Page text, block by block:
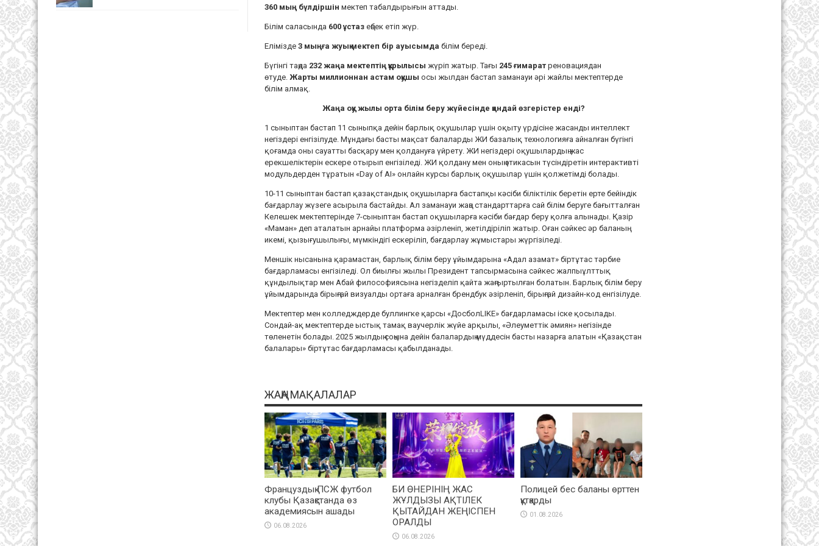
360 мың бүлдіршін мектеп табалдырығын аттады.
Білім саласында 600 ұстаз еңбек етіп жүр.
Елімізде 3 мыңға жуық мектеп бір ауысымда білім береді.
Бүгінгі таңда 232 жаңа мектептің құрылысы жүріп жатыр. Тағы 245 ғимарат реновациядан
өтуде. Жарты миллионнан астам оқушы осы жылдан бастап заманауи әрі жайлы мектептерде
білім алмақ.
Жаңа оқу жылы орта білім беру жүйесінде қандай өзгерістер енді?
1 сыныптан бастап 11 сыныпқа дейін барлық оқушылар үшін оқыту үрдісіне жасанды интеллект
негіздері енгізілуде. Мұндағы басты мақсат балаларды ЖИ базалық технологияға айналған бүгінгі
қоғамда оны сауатты басқару мен қолдануға үйрету. ЖИ негіздері оқушылардың жас
ерекшеліктерін ескере отырып енгізіледі. ЖИ қолдану мен оның этикасын түсіндіретін интерактивті
модульдерден тұратын «Day of AI» онлайн курсы барлық оқушылар үшін қолжетімді болады.
10-11 сыныптан бастап қазақстандық оқушыларға бастапқы кәсіби біліктілік беретін ерте бейіндік
бағдарлау жүзеге асырыла бастайды. Ал заманауи жаңа стандарттарға сай білім беруге бағытталған
Келешек мектептерінде 7-сыныптан бастап оқушыларға кәсіби бағдар беру қолға алынады. Қазір
«Маман» деп аталатын арнайы платформа әзірленіп, жетілдіріліп жатыр. Оған сәйкес әр баланың
икемі, қызығушылығы, мүмкіндігі ескеріліп, бағдарлау жұмыстары жүргізіледі.
Меншік нысанына қарамастан, барлық білім беру ұйымдарына «Адал азамат» біртұтас тәрбие
бағдарламасы енгізіледі. Ол биылғы жылы Президент тапсырмасына сәйкес жалпыұлттық
құндылықтар мен Абай философиясына негізделіп қайта жаңғыртылған болатын. Барлық білім беру
ұйымдарында бірыңғай визуалды ортаға арналған брендбук әзірленіп, бірыңғай дизайн-код енгізілуде.
Мектептер мен колледждерде буллингке қарсы «ДосболLIKE» бағдарламасы іске қосылады.
Сондай-ақ мектептерде ыстық тамақ ваучерлік жүйе арқылы, «Әлеуметтік әмиян» негізінде
төленетін болады. 2025 жылдың соңына дейін балалардың мүддесін басты назарға алатын «Қазақстан
балалары» біртұтас бағдарламасы қабылданады.
ЖАҢА МАҚАЛАЛАР
Француздық ПСЖ футбол
клубы Қазақстанда өз
академиясын ашады
06.08.2026
БИ ӨНЕРІНІҢ ЖАС
ЖҰЛДЫЗЫ АҚТІЛЕК
ҚЫТАЙДАН ЖЕҢІСПЕН
ОРАЛДЫ
06.08.2026
Полицей бес баланы өрттен
құтқарды
01.08.2026